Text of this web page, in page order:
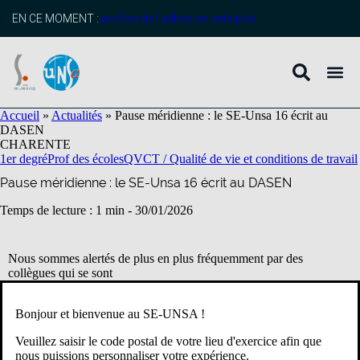
principal
EN CE MOMENT : profitez de l’adhésion anticipée
Accueil » Actualités » Pause méridienne : le SE-Unsa 16 écrit au
DASEN
CHARENTE
1er degréProf des écolesQVCT / Qualité de vie et conditions de travail
Pause méridienne : le SE-Unsa 16 écrit au DASEN
Temps de lecture : 1 min - 30/01/2026
Nous sommes alertés de plus en plus fréquemment par des
collègues qui se sont
vus proposer des entretiens par leur IEN lors de la pause méridienne
coordination REP…)
Nous écrivons au DASEN pour rappeler l’importance de ce
Bonjour et bienvenue au SE-UNSA !
Veuillez saisir le code postal de votre lieu d'exercice afin que
nous puissions personnaliser votre expérience.